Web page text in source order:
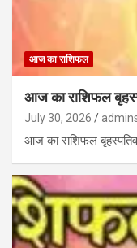
आज का राशिफल
आज का राशिफल
July 30, 2026
आज का राशिफल